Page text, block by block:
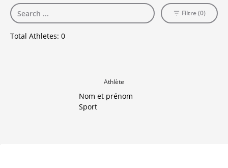
Total Athletes: 0
Filtre (0)
Athlète
Nom et prénom
Sport